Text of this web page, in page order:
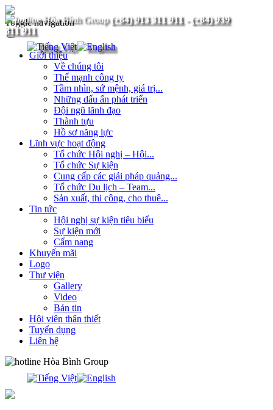
(+84) 913 311 911- (+84) 939
311 911
Toggle navigation
Giới thiệu
Về chúng tôi
Thế mạnh công ty
Tầm nhìn, sứ mệnh, giá trị...
Những dấu ấn phát triển
Đội ngũ lãnh đạo
Thành tựu
Hồ sơ năng lực
Lĩnh vực hoạt động
Tổ chức Hội nghị – Hội...
Tổ chức Sự kiện
Cung cấp các giải pháp quảng...
Tổ chức Du lịch – Team...
Sản xuất, thi công, cho thuê...
Tin tức
Hội nghị sự kiện tiêu biểu
Sự kiện mới
Cẩm nang
Khuyến mãi
Logo
Thư viện
Gallery
Video
Bản tin
Hội viên thân thiết
Tuyển dụng
Liên hệ